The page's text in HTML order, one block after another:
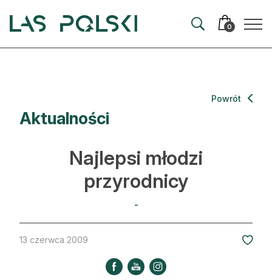
0
Artykuły
Hodowla lasu
Ochrona lasu
Nowe technologie
Kultura i historia
Aktualności
Powrót
Najlepsi młodzi
przyrodnicy
-
13 czerwca 2009